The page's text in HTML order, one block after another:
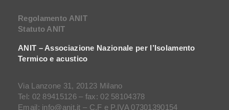
Regolamento ANIT
Statuto ANIT
ANIT – Associazione Nazionale per l’Isolamento
Termico e acustico
Via Lanzone 31, 20123 Milano
Tel: 02 89415126 – fax: 02 58104378
Email: info@anit.it – C.F e P.IVA 07301390154